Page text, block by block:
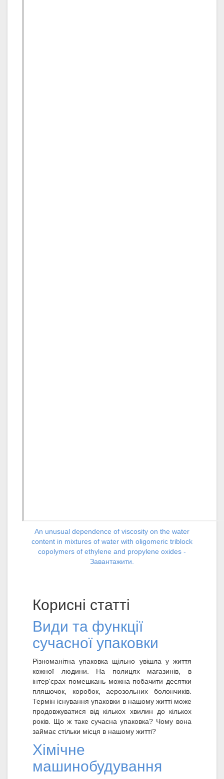
An unusual dependence of viscosity on the water
content in mixtures of water with oligomeric triblock
copolymers of ethylene and propylene oxides -
Завантажити.
Корисні статті
Види та функції
сучасної упаковки
Різноманітна упаковка щільно увішла у життя
кожної людини. На полицях магазинів, в
інтер'єрах помешкань можна побачити десятки
пляшочок, коробок, аерозольних болончиків.
Термін існування упаковки в нашому житті може
продовжуватися від кількох хвилин до кількох
років. Що ж таке сучасна упаковка? Чому вона
займає стільки місця в нашому житті?
Хімічне
машинобудування